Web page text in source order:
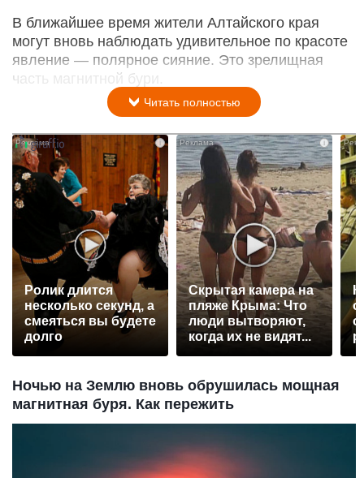
В ближайшее время жители Алтайского края
могут вновь наблюдать удивительное по красоте
явление — полярное сияние. Это зрелищная
часть магнитной бури.
Читать полностью
Ролик длится
несколько секунд, а
смеяться вы будете
долго
i
Скрытая камера на
пляже Крыма: Что
люди вытворяют,
когда их не видят...
Ночью на Землю вновь обрушилась мощная
магнитная буря. Как пережить